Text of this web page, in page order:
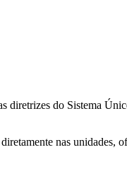
diretrizes do Sistema
nas unidades,